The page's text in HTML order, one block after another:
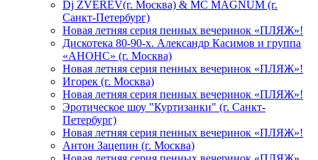
Dj ZVEREV(г. Москва) & MC MAGNUM (г.
Санкт-Петербург)
Новая летняя серия пенных вечеринок «ПЛЯЖ»!
Дискотека 80-90-х. Александр Касимов и группа
«АНОНС» (г. Москва)
Новая летняя серия пенных вечеринок «ПЛЯЖ»!
Игорек (г. Москва)
Новая летняя серия пенных вечеринок «ПЛЯЖ»!
Эротическое шоу "Куртизанки" (г. Санкт-
Петербург)
Новая летняя серия пенных вечеринок «ПЛЯЖ»!
Антон Зацепин (г. Москва)